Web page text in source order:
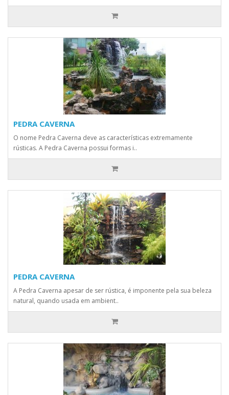
PEDRA CAVERNA
O nome Pedra Caverna deve as características extremamente
rústicas. A Pedra Caverna possui formas i..
PEDRA CAVERNA
A Pedra Caverna apesar de ser rústica, é imponente pela sua beleza
natural, quando usada em ambient..